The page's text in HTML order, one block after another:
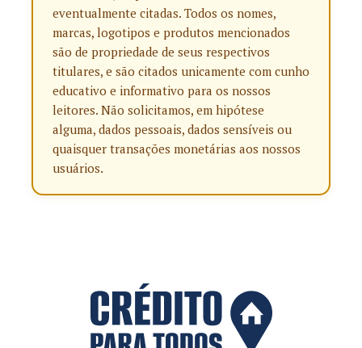
eventualmente citadas. Todos os nomes,
marcas, logotipos e produtos mencionados
são de propriedade de seus respectivos
titulares, e são citados unicamente com cunho
educativo e informativo para os nossos
leitores. Não solicitamos, em hipótese
alguma, dados pessoais, dados sensíveis ou
quaisquer transações monetárias aos nossos
usuários.